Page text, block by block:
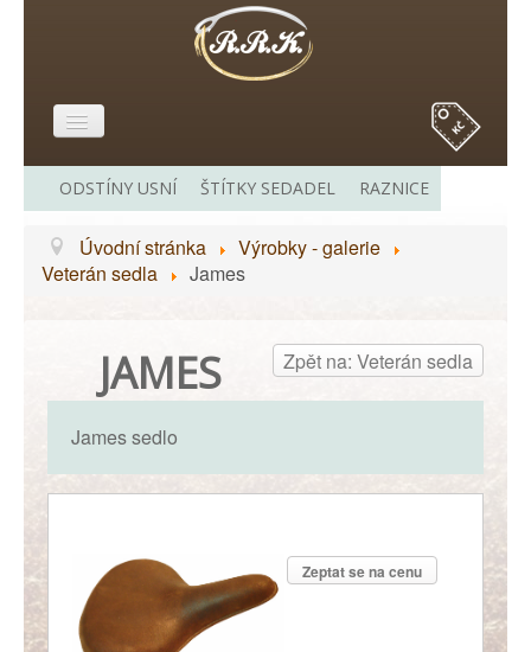
VÝROBKY - GALERIE
KONTAKT
ODSTÍNY USNÍ ŠTÍTKY SEDADEL RAZNICE
Úvodní stránka
Výrobky - galerie
Veterán sedla
James
Zpět na: Veterán sedla
JAMES
James sedlo
Zeptat se na cenu